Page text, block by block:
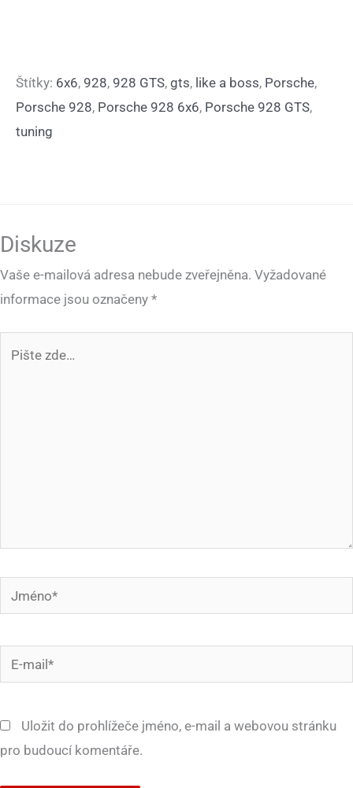
Štítky: 6x6, 928, 928 GTS, gts, like a boss, Porsche,
Porsche 928, Porsche 928 6x6, Porsche 928 GTS,
tuning
Diskuze
Vaše e-mailová adresa nebude zveřejněna. Vyžadované
informace jsou označeny *
Jméno*
mail*
Uložit do prohlížeče jméno, e-mail a webovou stránku
pro budoucí komentáře.